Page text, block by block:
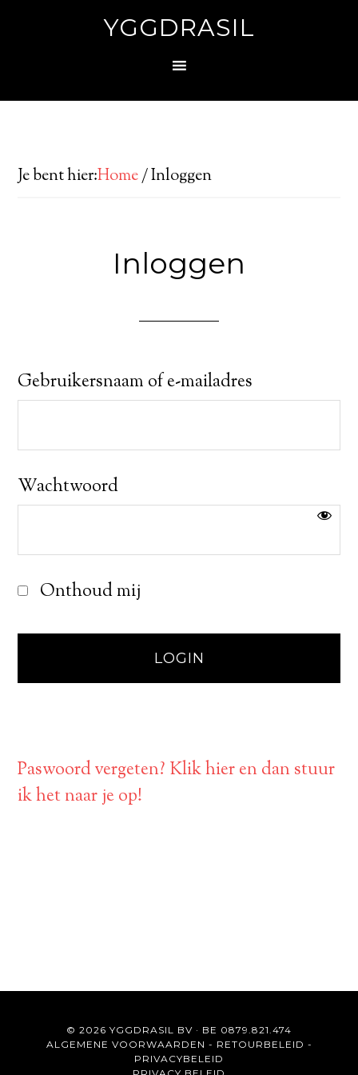
YGGDRASIL
Je bent hier:Home/Inloggen
Inloggen
Gebruikersnaam of e-mailadres
Wachtwoord
Onthoud mij
Paswoord vergeten? Klik hier en dan stuur
ik het naar je op!
© 2026 YGGDRASIL BV · BE 0879.821.474
ALGEMENE VOORWAARDEN - RETOURBELEID -
PRIVACYBELEID